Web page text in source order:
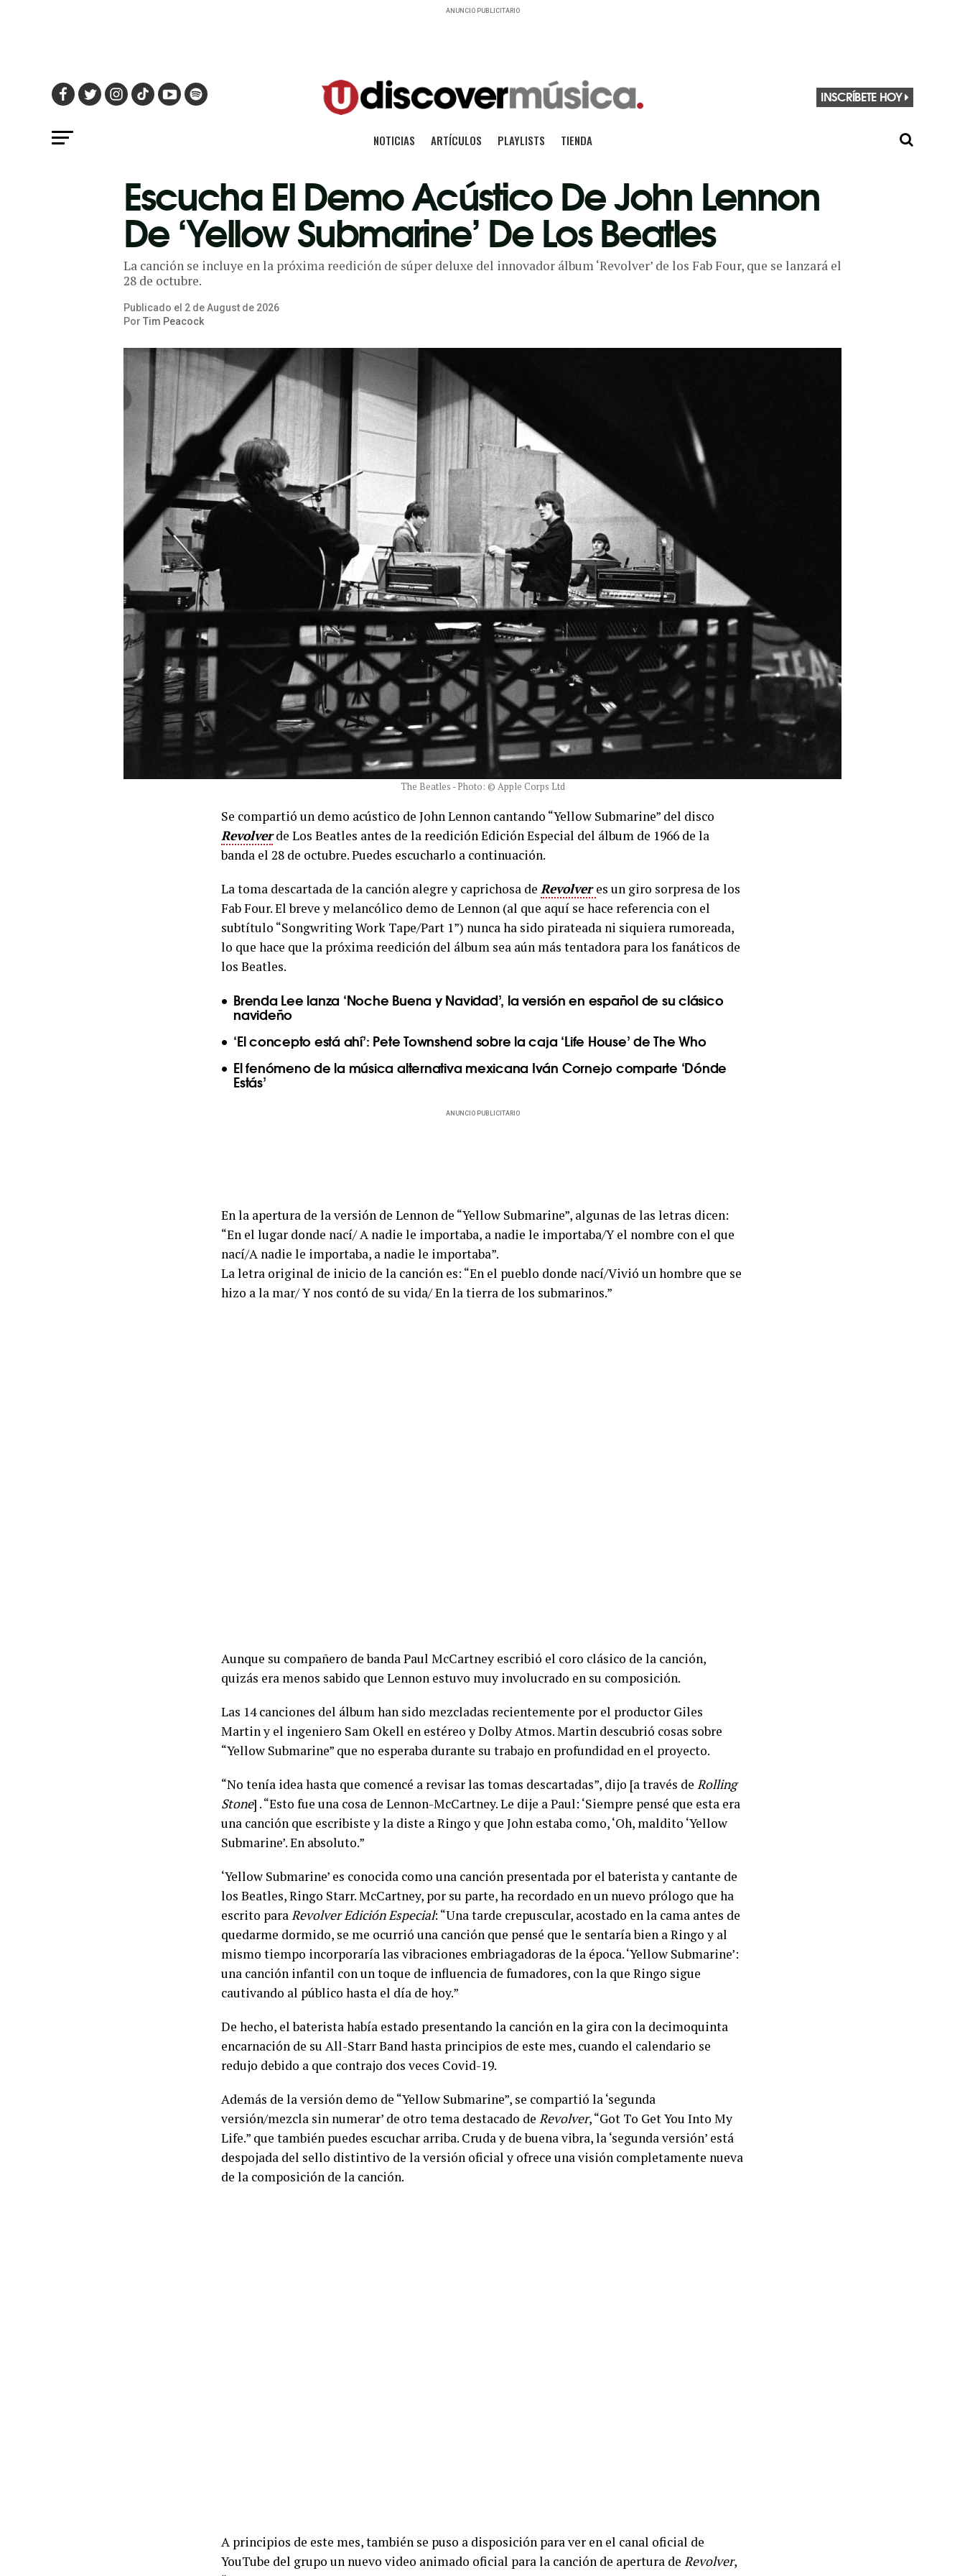
ANUNCIO PUBLICITARIO
INSCRÍBETE HOY
NOTICIAS ARTÍCULOS PLAYLISTS TIENDA
Escucha El Demo Acústico De John Lennon
De ‘Yellow Submarine’ De Los Beatles
La canción se incluye en la próxima reedición de súper deluxe del innovador álbum ‘Revolver’ de los Fab Four, que se lanzará el
28 de octubre.
Publicado el 2 deAugust de 2026
Por Tim Peacock
The Beatles - Photo: © Apple Corps Ltd
Se compartió un demo acústico de John Lennon cantando “Yellow Submarine” del disco
Revolverde Los Beatles antes de la reedición Edición Especial del álbum de 1966 de la
banda el 28 de octubre. Puedes escucharlo a continuación.
La toma descartada de la canción alegre y caprichosa de Revolver es un giro sorpresa de los
Fab Four. El breve y melancólico demo de Lennon (al que aquí se hace referencia con el
subtítulo “Songwriting Work Tape/Part 1”) nunca ha sido pirateada ni siquiera rumoreada,
lo que hace que la próxima reedición del álbum sea aún más tentadora para los fanáticos de
los Beatles.
Brenda Lee lanza ‘Noche Buena y Navidad’, la versión en español de su clásico
navideño
‘El concepto está ahí’: Pete Townshend sobre la caja ‘Life House’ de The Who
El fenómeno de la música alternativa mexicana Iván Cornejo comparte ‘Dónde
Estás’
ANUNCIO PUBLICITARIO
En la apertura de la versión de Lennon de “Yellow Submarine”, algunas de las letras dicen:
“En el lugar donde nací/ A nadie le importaba, a nadie le importaba/Y el nombre con el que
nací/A nadie le importaba, a nadie le importaba”.
La letra original de inicio de la canción es: “En el pueblo donde nací/Vivió un hombre que se
hizo a la mar/ Y nos contó de su vida/ En la tierra de los submarinos.”
Aunque su compañero de banda Paul McCartney escribió el coro clásico de la canción,
quizás era menos sabido que Lennon estuvo muy involucrado en su composición.
Las 14 canciones del álbum han sido mezcladas recientemente por el productor Giles
Martin y el ingeniero Sam Okell en estéreo y Dolby Atmos. Martin descubrió cosas sobre
“Yellow Submarine” que no esperaba durante su trabajo en profundidad en el proyecto.
“No tenía idea hasta que comencé a revisar las tomas descartadas”, dijo [a través de Rolling
Stone] . “Esto fue una cosa de Lennon-McCartney. Le dije a Paul: ‘Siempre pensé que esta era
una canción que escribiste y la diste a Ringo y que John estaba como, ‘Oh, maldito ‘Yellow
Submarine’. En absoluto.”
‘Yellow Submarine’ es conocida como una canción presentada por el baterista y cantante de
los Beatles, Ringo Starr. McCartney, por su parte, ha recordado en un nuevo prólogo que ha
escrito paraRevolver Edición Especial: “Una tarde crepuscular, acostado en la cama antes de
quedarme dormido, se me ocurrió una canción que pensé que le sentaría bien a Ringo y al
mismo tiempo incorporaría las vibraciones embriagadoras de la época. ‘Yellow Submarine’:
una canción infantil con un toque de influencia de fumadores, con la que Ringo sigue
cautivando al público hasta el día de hoy.”
De hecho, el baterista había estado presentando la canción en la gira con la decimoquinta
encarnación de su All-Starr Band hasta principios de este mes, cuando el calendario se
redujo debido a que contrajo dos veces Covid-19.
Además de la versión demo de “Yellow Submarine”, se compartió la ‘segunda
versión/mezcla sin numerar’ de otro tema destacado de Revolver, “Got To Get You Into My
Life.” que también puedes escuchar arriba. Cruda y de buena vibra, la ‘segunda versión’ está
despojada del sello distintivo de la versión oficial y ofrece una visión completamente nueva
de la composición de la canción.
A principios de este mes, también se puso a disposición para ver en el canal oficial de
YouTube del grupo un nuevo video animado oficial para la canción de apertura de Revolver,